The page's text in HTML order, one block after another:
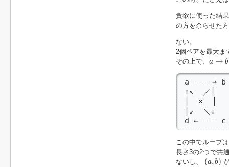
貪欲に使った結
の方を余らせた
ない。
2個ペアを最大
その上で、 a → b
a→b
a ----→ b
↑↖  ／│
│  ×  │
│↙  ＼↓
d ←---- c
この中でループ
長さ3の2つで共
ないし、 (a,b)
(a b)